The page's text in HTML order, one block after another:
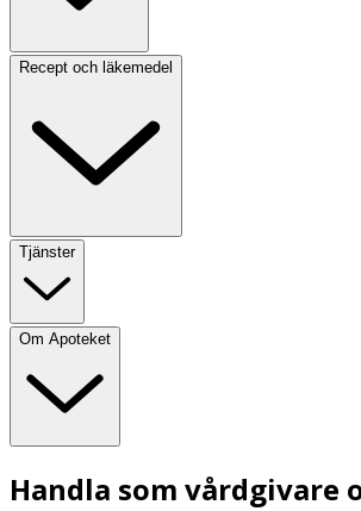
Recept och läkemedel
Tjänster
Om Apoteket
Handla som vårdgivare